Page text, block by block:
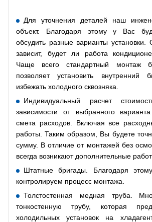
Для уточнения деталей наш
объект. Благодаря этому у Вас
обсудить разные варианты
зависит, будет ли работа
Чаще всего стандартный монтаж
позволяет установить внутренний
избежать холодного сквозняка.
Индивидуальный расчет
зависимости от выбранного варианта
смета расходов. Включая все
работы. Таким образом, Вы будете
сумму. В отличие от монтажей без
всегда возникают дополнительные
Штатные бригады. Благодаря
контролируем процесс монтажа.
Толстостенная медная труба.
тонкостенную трубу, которая
холодильных установок на